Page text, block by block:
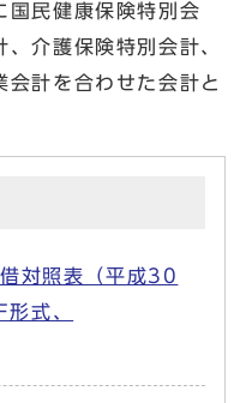
国民健康保険特別会
介護保険特別会計、
会計を合わせた会計と
対照表（平成30
式、